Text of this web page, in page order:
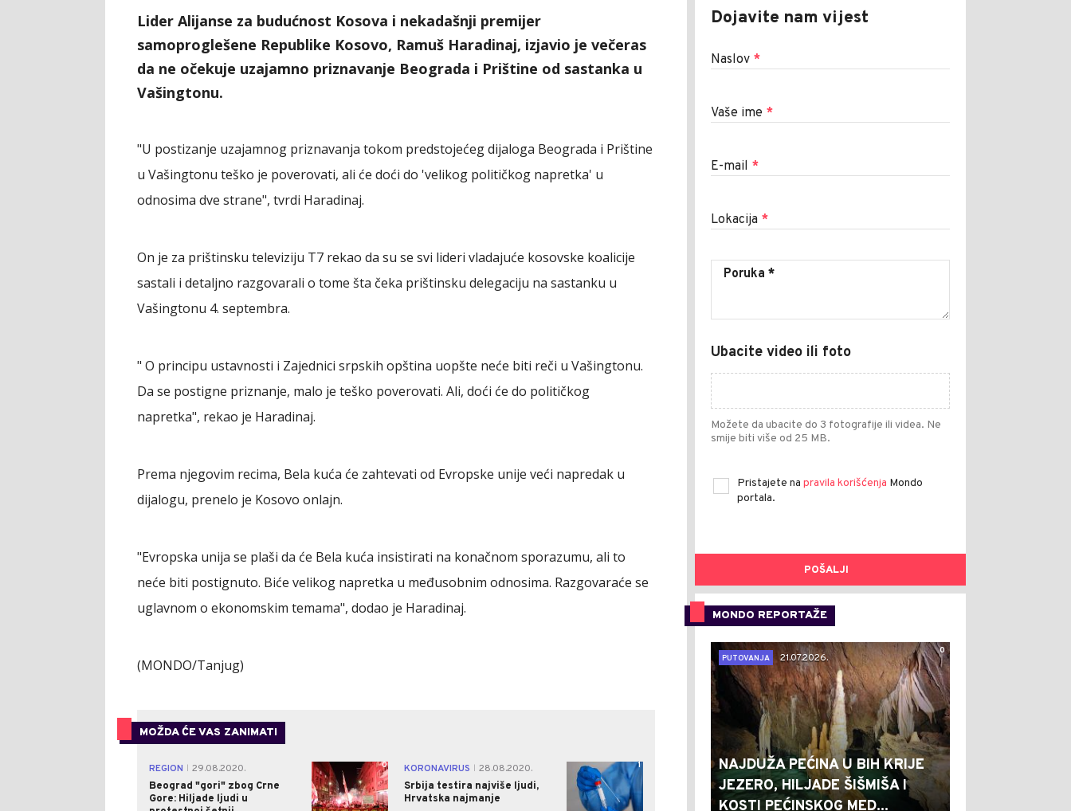
Lider Alijanse za budućnost Kosova i nekadašnji premijer
samoproglešene Republike Kosovo, Ramuš Haradinaj, izjavio je večeras
da ne očekuje uzajamno priznavanje Beograda i Prištine od sastanka u
Vašingtonu.
"U postizanje uzajamnog priznavanja tokom predstojećeg dijaloga Beograda i Prištine
u Vašingtonu teško je poverovati, ali će doći do 'velikog političkog napretka' u
odnosima dve strane", tvrdi Haradinaj.
On je za prištinsku televiziju T7 rekao da su se svi lideri vladajuće kosovske koalicije
sastali i detaljno razgovarali o tome šta čeka prištinsku delegaciju na sastanku u
Vašingtonu 4. septembra.
" O principu ustavnosti i Zajednici srpskih opština uopšte neće biti reči u Vašingtonu.
Da se postigne priznanje, malo je teško poverovati. Ali, doći će do političkog
napretka", rekao je Haradinaj.
Prema njegovim recima, Bela kuća će zahtevati od Evropske unije veći napredak u
dijalogu, prenelo je Kosovo onlajn.
"Evropska unija se plaši da će Bela kuća insistirati na konačnom sporazumu, ali to
neće biti postignuto. Biće velikog napretka u međusobnim odnosima. Razgovaraće se
uglavnom o ekonomskim temama", dodao je Haradinaj.
(MONDO/Tanjug)
MOŽDA ĆE VAS ZANIMATI
REGION
29.08.2020.
Beograd "gori" zbog Crne
Gore: Hiljade ljudi u
0 KORONAVIRUS
28.08.2020.
Srbija testira najviše ljudi,
Hrvatska najmanje
1
Dojavite nam vijest
Naslov *
Vaše ime *
E-mail *
Lokacija *
Ubacite video ili foto
Možete da ubacite do 3 fotografije ili videa. Ne
smije biti više od 25 MB.
Pristajete na pravila korišćenja Mondo
portala.
POŠALJI
MONDO REPORTAŽE
0
PUTOVANJA
21.07.2026.
NAJDUŽA PEĆINA U BIH KRIJE
JEZERO, HILJADE ŠIŠMIŠA I
KOSTI PEĆINSKOG MED...